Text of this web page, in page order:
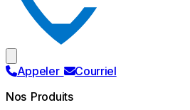
Appeler
Courriel
Nos Produits